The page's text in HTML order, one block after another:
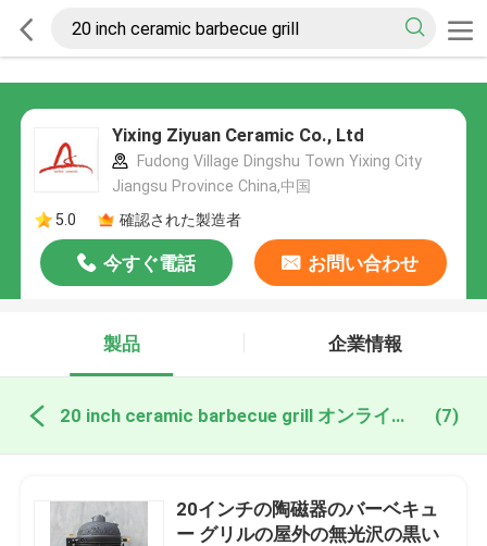
Yixing Ziyuan Ceramic Co., Ltd
Fudong Village Dingshu Town Yixing City
Jiangsu Province China,中国
5.0
確認された製造者
今すぐ電話 お問い合わせ
製品 企業情報
20 inch ceramic barbecue grill オンライン製造 (7)
20インチの陶磁器のバーベキュ
ー グリルの屋外の無光沢の黒い